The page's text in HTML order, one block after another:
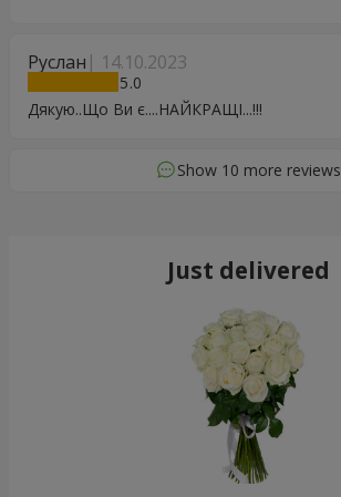
Руслан 14.10.2023
5
Дякую..Що Ви є....НАЙКРАЩІ...!!!
Show 10 more reviews
Just delivered